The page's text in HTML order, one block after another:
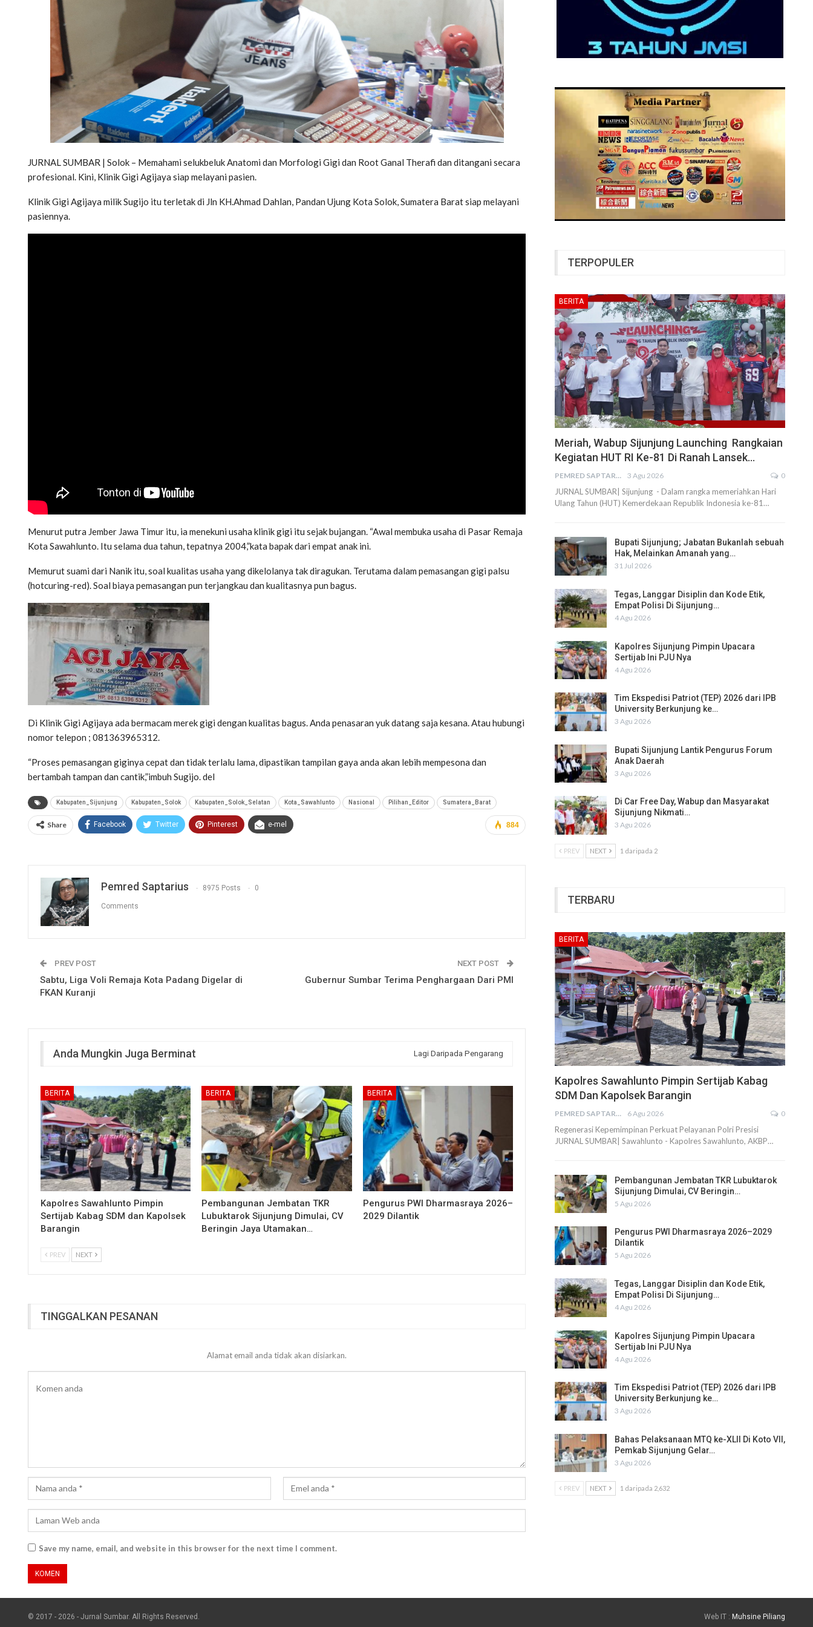
JURNAL SUMBAR | Solok – Memahami selukbeluk Anatomi dan Morfologi Gigi dan Root Ganal Therafi dan ditangani secara
profesional. Kini, Klinik Gigi Agijaya siap melayani pasien.
Klinik Gigi Agijaya milik Sugijo itu terletak di Jln KH.Ahmad Dahlan, Pandan Ujung Kota Solok, Sumatera Barat siap melayani
pasiennya.
Menurut putra Jember Jawa Timur itu, ia menekuni usaha klinik gigi itu sejak bujangan. “Awal membuka usaha di Pasar Remaja
Kota Sawahlunto. Itu selama dua tahun, tepatnya 2004,”kata bapak dari empat anak ini.
Memurut suami dari Nanik itu, soal kualitas usaha yang dikelolanya tak diragukan. Terutama dalam pemasangan gigi palsu
(hotcuring-red). Soal biaya pemasangan pun terjangkau dan kualitasnya pun bagus.
Di Klinik Gigi Agijaya ada bermacam merek gigi dengan kualitas bagus. Anda penasaran yuk datang saja kesana. Atau hubungi
nomor telepon ; 081363965312.
“Proses pemasangan giginya cepat dan tidak terlalu lama, dipastikan tampilan gaya anda akan lebih mempesona dan
bertambah tampan dan cantik,”imbuh Sugijo. del
Kabupaten_Sijunjung Kabupaten_Solok Kabupaten_Solok_Selatan Kota_Sawahlunto Nasional Pilihan_Editor Sumatera_Barat
884
Share Facebook Twitter Pinterest e-mel
Pemred Saptarius 8975 Posts 0
Comments
PREV POST
Sabtu, Liga Voli Remaja Kota Padang Digelar di
FKAN Kuranji
NEXT POST
Gubernur Sumbar Terima Penghargaan Dari PMI
Anda Mungkin Juga Berminat Lagi Daripada Pengarang
BERITA
Kapolres Sawahlunto Pimpin
Sertijab Kabag SDM dan Kapolsek
Barangin
BERITA
Pembangunan Jembatan TKR
Lubuktarok Sijunjung Dimulai, CV
Beringin Jaya Utamakan…
BERITA
Pengurus PWI Dharmasraya 2026–
2029 Dilantik
PREV NEXT
TINGGALKAN PESANAN
Alamat email anda tidak akan disiarkan.
Save my name, email, and website in this browser for the next time I comment.
TERPOPULER
BERITA
Meriah, Wabup Sijunjung Launching Rangkaian
Kegiatan HUT RI Ke-81 Di Ranah Lansek…
PEMRED SAPTARIUS 3 Agu 2026 0
JURNAL SUMBAR| Sijunjung - Dalam rangka memeriahkan Hari
Ulang Tahun (HUT) Kemerdekaan Republik Indonesia ke-81…
Bupati Sijunjung; Jabatan Bukanlah sebuah
Hak, Melainkan Amanah yang…
31 Jul 2026
Tegas, Langgar Disiplin dan Kode Etik,
Empat Polisi Di Sijunjung…
4 Agu 2026
Kapolres Sijunjung Pimpin Upacara
Sertijab Ini PJU Nya
4 Agu 2026
Tim Ekspedisi Patriot (TEP) 2026 dari IPB
University Berkunjung ke…
3 Agu 2026
Bupati Sijunjung Lantik Pengurus Forum
Anak Daerah
3 Agu 2026
Di Car Free Day, Wabup dan Masyarakat
Sijunjung Nikmati…
3 Agu 2026
PREV NEXT 1 daripada 2
TERBARU
BERITA
Kapolres Sawahlunto Pimpin Sertijab Kabag
SDM Dan Kapolsek Barangin
PEMRED SAPTARIUS 6 Agu 2026 0
Regenerasi Kepemimpinan Perkuat Pelayanan Polri Presisi
JURNAL SUMBAR| Sawahlunto - Kapolres Sawahlunto, AKBP…
Pembangunan Jembatan TKR Lubuktarok
Sijunjung Dimulai, CV Beringin…
5 Agu 2026
Pengurus PWI Dharmasraya 2026–2029
Dilantik
5 Agu 2026
Tegas, Langgar Disiplin dan Kode Etik,
Empat Polisi Di Sijunjung…
4 Agu 2026
Kapolres Sijunjung Pimpin Upacara
Sertijab Ini PJU Nya
4 Agu 2026
Tim Ekspedisi Patriot (TEP) 2026 dari IPB
University Berkunjung ke…
3 Agu 2026
Bahas Pelaksanaan MTQ ke-XLII Di Koto VII,
Pemkab Sijunjung Gelar…
3 Agu 2026
PREV NEXT 1 daripada 2,632
© 2017 - 2026 - Jurnal Sumbar. All Rights Reserved. Web IT : Muhsine Piliang